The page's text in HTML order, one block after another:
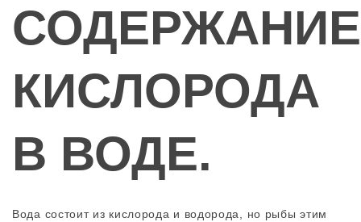
СОДЕРЖАНИЕ
КИСЛОРОДА
В ВОДЕ.
Вода состоит из кислорода и водорода, но рыбы этим